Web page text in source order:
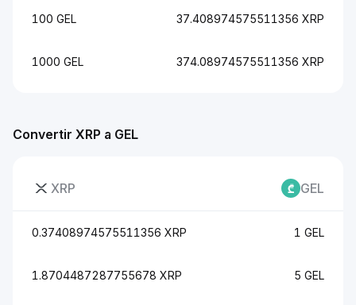
Convertir XRP a GEL
XRP GEL
0.37408974575511356 XRP 1 GEL
1.8704487287755678 XRP 5 GEL
100 GEL 37.408974575511356 XRP
1000 GEL 374.08974575511356 XRP